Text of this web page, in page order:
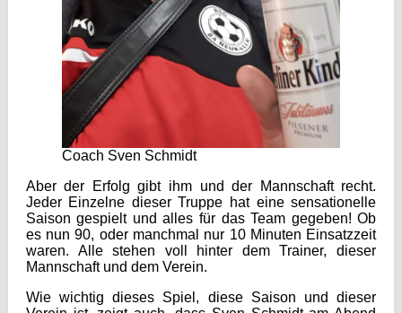
Coach Sven Schmidt
Aber der Erfolg gibt ihm und der Mannschaft recht.
Jeder Einzelne dieser Truppe hat eine sensationelle
Saison gespielt und alles für das Team gegeben! Ob
es nun 90, oder manchmal nur 10 Minuten Einsatzzeit
waren. Alle stehen voll hinter dem Trainer, dieser
Mannschaft und dem Verein.
Wie wichtig dieses Spiel, diese Saison und dieser